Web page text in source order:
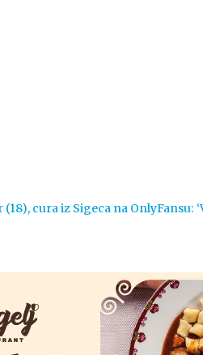
(18), cura iz Sigeca na OnlyFansu: